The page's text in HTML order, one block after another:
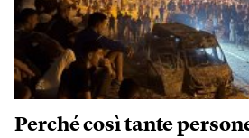
Perché così tante